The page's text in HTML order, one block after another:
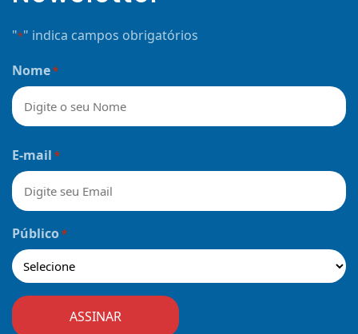
"*" indica campos obrigatórios
Nome*
E-mail *
Público*